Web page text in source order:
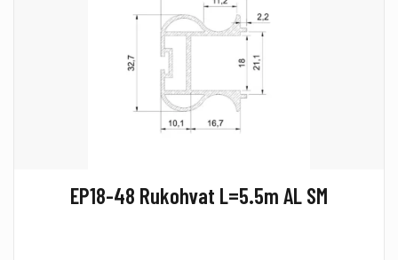
EP18-48 Rukohvat L=5.5m AL SM